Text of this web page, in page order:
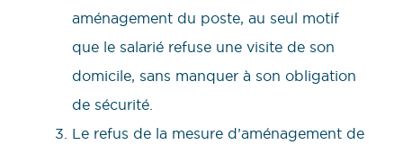
aménagement du poste, au seul motif
que le salarié refuse une visite de son
domicile, sans manquer à son obligation
de sécurité.
Le refus de la mesure d’aménagement de